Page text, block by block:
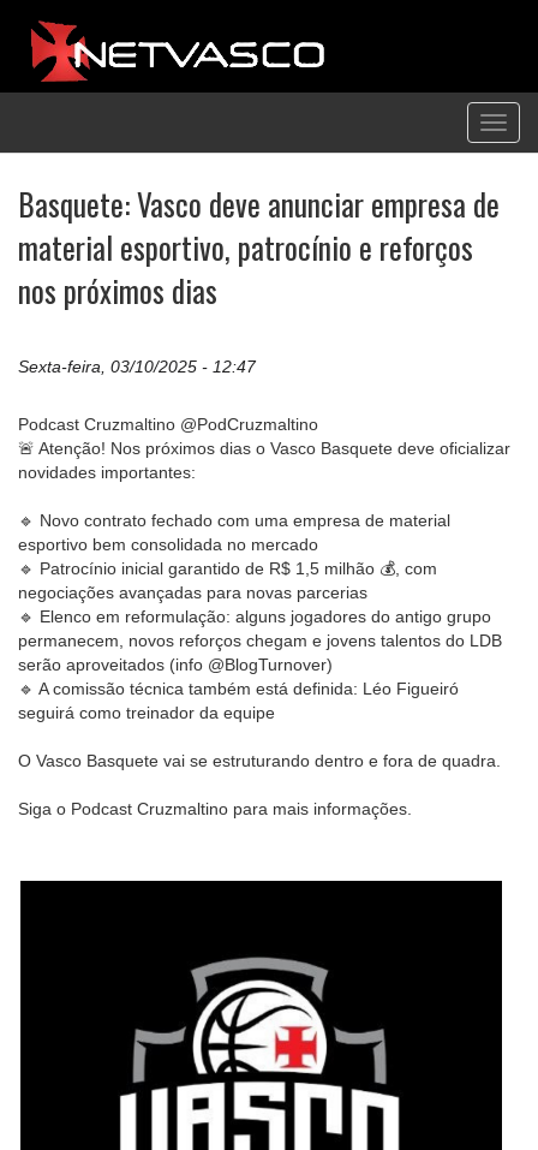
Basquete: Vasco deve anunciar empresa de
material esportivo, patrocínio e reforços
nos próximos dias
Sexta-feira, 03/10/2025 - 12:47
Podcast Cruzmaltino @PodCruzmaltino
🚨 Atenção! Nos próximos dias o Vasco Basquete deve oficializar
novidades importantes:
🔹 Novo contrato fechado com uma empresa de material
esportivo bem consolidada no mercado
🔹 Patrocínio inicial garantido de R$ 1,5 milhão 💰, com
negociações avançadas para novas parcerias
🔹 Elenco em reformulação: alguns jogadores do antigo grupo
permanecem, novos reforços chegam e jovens talentos do LDB
serão aproveitados (info @BlogTurnover)
🔹 A comissão técnica também está definida: Léo Figueiró
seguirá como treinador da equipe
O Vasco Basquete vai se estruturando dentro e fora de quadra.
Siga o Podcast Cruzmaltino para mais informações.